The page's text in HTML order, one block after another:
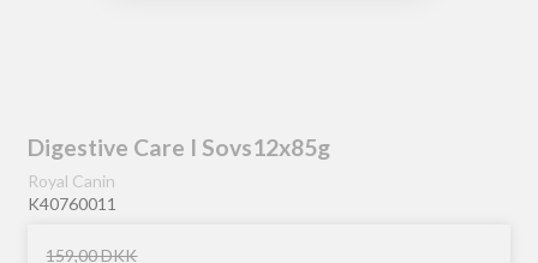
Digestive Care I Sovs12x85g
Royal Canin
K40760011
159,00 DKK